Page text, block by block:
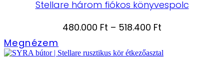
Stellare három fiókos könyvespolc
480.000 Ft – 518.400 Ft
-
Megnézem